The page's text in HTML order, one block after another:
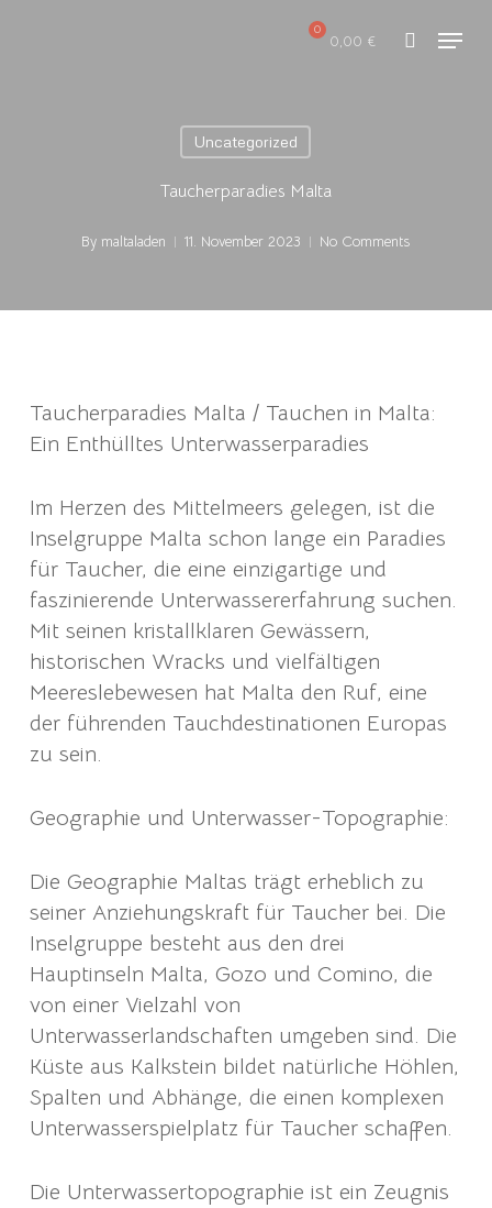
0,00 € search
Menu
Uncategorized
Taucherparadies Malta
By maltaladen 11. November 2023 No Comments
Taucherparadies Malta / Tauchen in Malta:
Ein Enthülltes Unterwasserparadies
Im Herzen des Mittelmeers gelegen, ist die
Inselgruppe Malta schon lange ein Paradies
für Taucher, die eine einzigartige und
faszinierende Unterwassererfahrung suchen.
Mit seinen kristallklaren Gewässern,
historischen Wracks und vielfältigen
Meereslebewesen hat Malta den Ruf, eine
der führenden Tauchdestinationen Europas
zu sein.
Geographie und Unterwasser-Topographie:
Die Geographie Maltas trägt erheblich zu
seiner Anziehungskraft für Taucher bei. Die
Inselgruppe besteht aus den drei
Hauptinseln Malta, Gozo und Comino, die
von einer Vielzahl von
Unterwasserlandschaften umgeben sind. Die
Küste aus Kalkstein bildet natürliche Höhlen,
Spalten und Abhänge, die einen komplexen
Unterwasserspielplatz für Taucher schaffen.
Die Unterwassertopographie ist ein Zeugnis